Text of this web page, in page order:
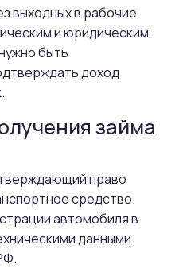
выходных в рабочие
и юридическим
быть
доход
займа
право
средство.
автомобиля в
данными.